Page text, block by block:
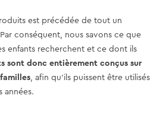
est précédée de tout un
conséquent, nous savons ce que
enfants recherchent et ce dont ils
sont donc entièrement conçus sur
, afin qu'ils puissent être utilisés
années.